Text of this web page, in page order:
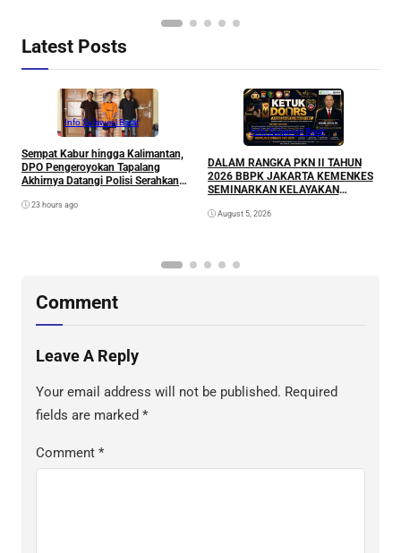
Latest Posts
Info Sulawesi Barat
Sempat Kabur hingga Kalimantan,
DPO Pengeroyokan Tapalang
Akhirnya Datangi Polisi Serahkan
23 hours ago
Info Sulawesi Barat
DALAM RANGKA PKN II TAHUN
2026 BBPK JAKARTA KEMENKES
SEMINARKAN KELAYAKAN
PERUBAHAN KETUK DOORS
August 5, 2026
Comment
Leave A Reply
Your email address will not be published. Required
fields are marked *
Comment *